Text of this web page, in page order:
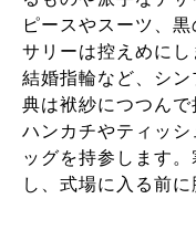
ピースやスーツ、
サリーは控えめに
結婚指輪など、シ
典は袱紗につつんで
ハンカチやティッ
ッグを持参します
し、式場に入る前に